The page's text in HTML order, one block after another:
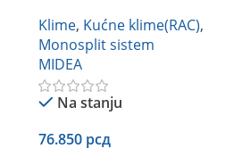
Klime, Kućne klime(RAC),
Monosplit sistem
MIDEA
Na stanju
76.850 рсд